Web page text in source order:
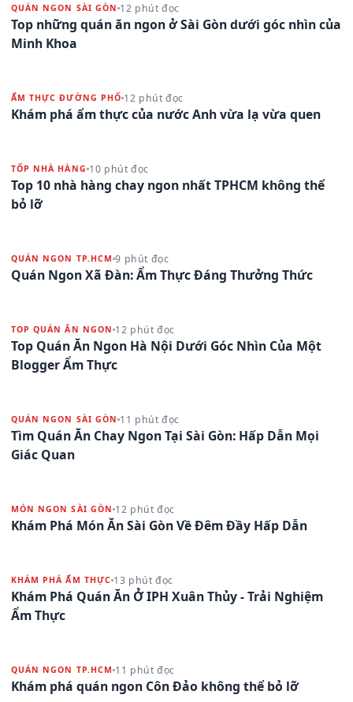
QUÁN NGON SÀI GÒN 12 phút đọc
Top những quán ăn ngon ở Sài Gòn dưới góc nhìn của
Minh Khoa
ẨM THỰC ĐƯỜNG PHỐ 12 phút đọc
Khám phá ẩm thực của nước Anh vừa lạ vừa quen
TỐP NHÀ HÀNG 10 phút đọc
Top 10 nhà hàng chay ngon nhất TPHCM không thể
bỏ lỡ
QUÁN NGON TP.HCM 9 phút đọc
Quán Ngon Xã Đàn: Ẩm Thực Đáng Thưởng Thức
TOP QUÁN ĂN NGON 12 phút đọc
Top Quán Ăn Ngon Hà Nội Dưới Góc Nhìn Của Một
Blogger Ẩm Thực
QUÁN NGON SÀI GÒN 11 phút đọc
Tìm Quán Ăn Chay Ngon Tại Sài Gòn: Hấp Dẫn Mọi
Giác Quan
MÓN NGON SÀI GÒN 12 phút đọc
Khám Phá Món Ăn Sài Gòn Về Đêm Đầy Hấp Dẫn
KHÁM PHÁ ẨM THỰC 13 phút đọc
Khám Phá Quán Ăn Ở IPH Xuân Thủy - Trải Nghiệm
Ẩm Thực
QUÁN NGON TP.HCM 11 phút đọc
Khám phá quán ngon Côn Đảo không thể bỏ lỡ